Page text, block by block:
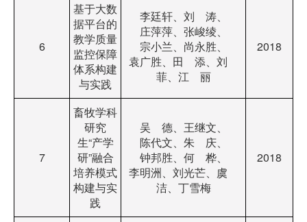
6
基于大数
据平台的
教学质量
监控保障
体系构建
与实践
李廷轩、刘 涛、
庄萍萍、张峻绫、
宗小兰、尚永胜、
袁广胜、田 添、刘
菲、江 丽
2018
7
畜牧学科
研究
生“产学
研”融合
培养模式
构建与实
践
吴 德、王继文、
陈代文、朱 庆、
钟邦胜、何 桦、
李明洲、刘光芒、虞
洁、丁雪梅
2018